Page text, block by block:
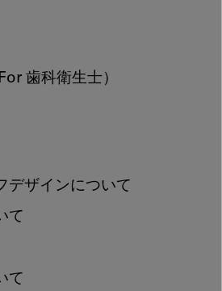
For 歯科衛生士）
デザインについて
て
て